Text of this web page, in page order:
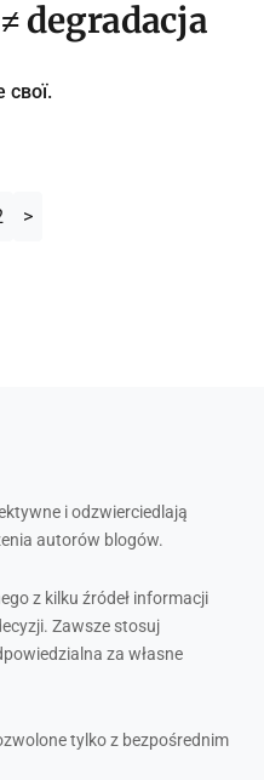
degradacja
свої.
>
i odzwierciedlają
autorów blogów.
z kilku źródeł informacji
Zawsze stosuj
za własne
tylko z bezpośrednim